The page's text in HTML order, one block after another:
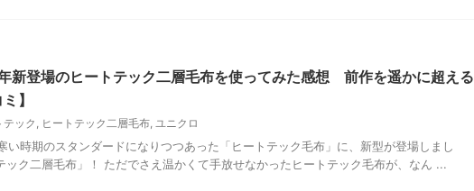
新登場のヒートテック二層毛布を使ってみた感想 前作を遥かに超える
】
テック ヒートテック二層毛布 ユニクロ
い時期のスタンダードになりつつあった「ヒートテック毛布」に、新型が登場しまし
ック二層毛布」！ ただでさえ温かくて手放せなかったヒートテック毛布が、なん ...